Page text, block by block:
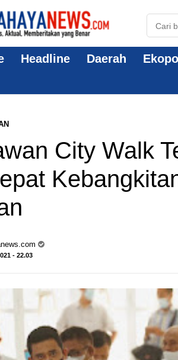
Headline Daerah Ekopol
City Walk
- 22.03